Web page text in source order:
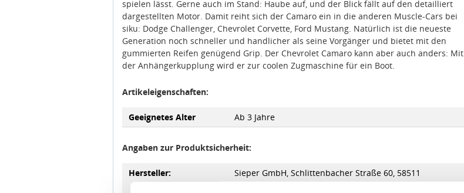
spielen lässt. Gerne auch im Stand: Haube auf, und der Blick fällt auf den detailliert
dargestellten Motor. Damit reiht sich der Camaro ein in die anderen Muscle-Cars bei
siku: Dodge Challenger, Chevrolet Corvette, Ford Mustang. Natürlich ist die neueste
Generation noch schneller und handlicher als seine Vorgänger und bietet mit den
gummierten Reifen genügend Grip. Der Chevrolet Camaro kann aber auch anders: Mit
der Anhängerkupplung wird er zur coolen Zugmaschine für ein Boot.
Artikeleigenschaften:
Geeignetes Alter Ab 3 Jahre
Angaben zur Produktsicherheit:
Hersteller:
Sieper GmbH, Schlittenbacher Straße 60, 58511